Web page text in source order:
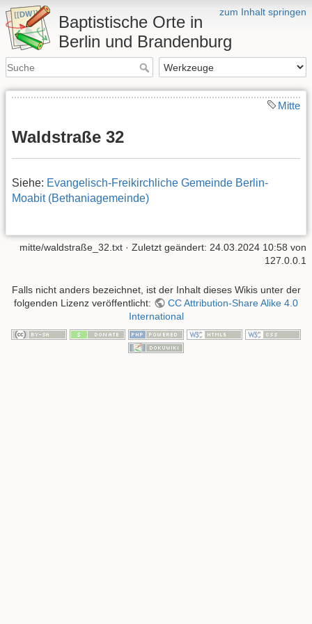
zum Inhalt springen
Baptistische Orte in
Berlin und Brandenburg
Mitte
Waldstraße 32
Siehe: Evangelisch-Freikirchliche Gemeinde Berlin-
Moabit (Bethaniagemeinde)
mitte/waldstraße_32.txt · Zuletzt geändert: 24.03.2024 10:58 von
127.0.0.1
Falls nicht anders bezeichnet, ist der Inhalt dieses Wikis unter der
folgenden Lizenz veröffentlicht:
CC Attribution-Share Alike 4.0
International